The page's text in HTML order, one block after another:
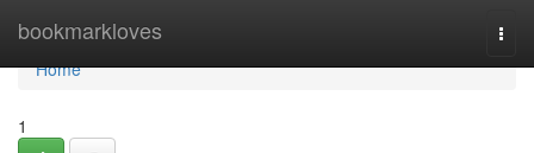
bookmarkloves
Home
Home
1